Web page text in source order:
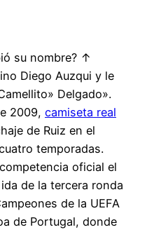
su nombre? ↑
Diego Auzqui y le
Delgado».
2009, camiseta real
de Ruiz en el
temporadas.
oficial el
de la tercera ronda
de la UEFA
de Portugal, donde